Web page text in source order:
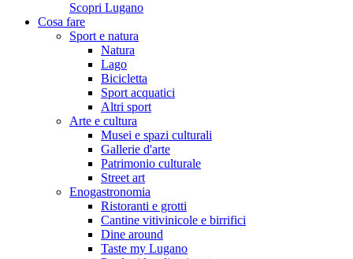
Scopri Lugano
Cosa fare
Sport e natura
Natura
Lago
Bicicletta
Sport acquatici
Altri sport
Arte e cultura
Musei e spazi culturali
Gallerie d'arte
Patrimonio culturale
Street art
Enogastronomia
Ristoranti e grotti
Cantine vitivinicole e birrifici
Dine around
Taste my Lugano